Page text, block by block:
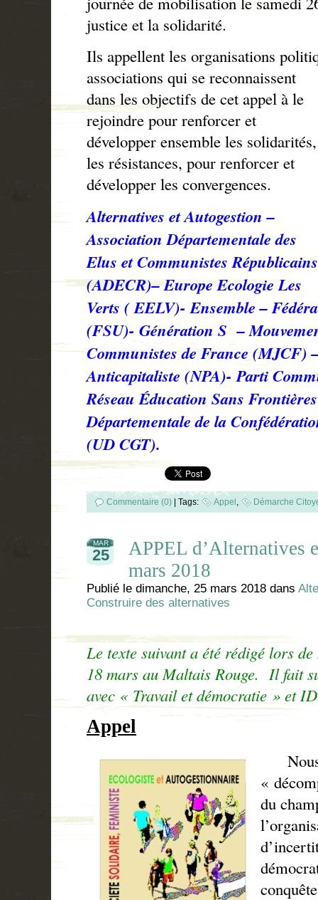
justice et la solidarité.
Ils appellent les organisations
associations qui se reconnaissent
dans les objectifs de cet appel à le
rejoindre pour renforcer et
développer ensemble les solidarités,
les résistances, pour renforcer et
développer les convergences.
Alternatives et Autogestion –
Association Départementale des
Elus et Communistes Républicains
(ADECR)– Europe Ecologie Les
Verts ( EELV)- Ensemble –
(FSU)- Génération S –
Communistes de France (MJCF)
Anticapitaliste (NPA)- Parti
Réseau Éducation Sans
Départementale de la
(UD CGT).
Commentaire (0) Tags: Appel , Démarche
MAR
25
APPEL d’Alternatives
mars 2018
Publié le dimanche, 25 mars 2018 dans
Construire des alternatives
Le texte suivant a été rédigé lors
18 mars au Maltais Rouge. Il fait
avec « Travail et démocratie » et
Appel
Nous
«
du